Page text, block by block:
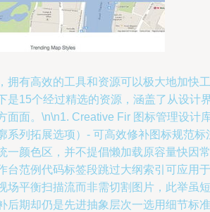
拥有高效的工具和资源可以极大地加快工
是15个经过精选的资源，涵盖了从设计
面面。\n\n1. Creative Fir 图标管理设计
系列拓展选项）- 可高效修补图标规范标
一颜色区，并不提倡懒加载原容量快因常
台范例代码标签段跳过大纲索引可应用于
场平衡扫描流而非需切割图片，此举虽短
后期却仍是先进抽象层次一选用细节标准